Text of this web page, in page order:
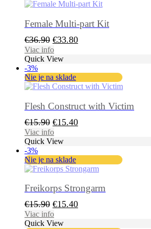
Female Multi-part Kit
€36.90 Pôvodná
cena
bola:
€36.90.
€33.80Aktuálna
€33.80.
Viac info
Quick View
-3%
Nie je na sklade
Flesh Construct with Victim
€15.90 Pôvodná
cena
bola:
€15.90.
€15.40Aktuálna
€15.40.
Viac info
Quick View
-3%
Nie je na sklade
Freikorps Strongarm
€15.90 Pôvodná
cena
bola:
€15.40Aktuálna
Viac info
Quick View